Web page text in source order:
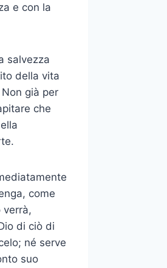
e con la
salvezza
della vita
già per
che
come
verrà,
di ciò di
né serve
suo